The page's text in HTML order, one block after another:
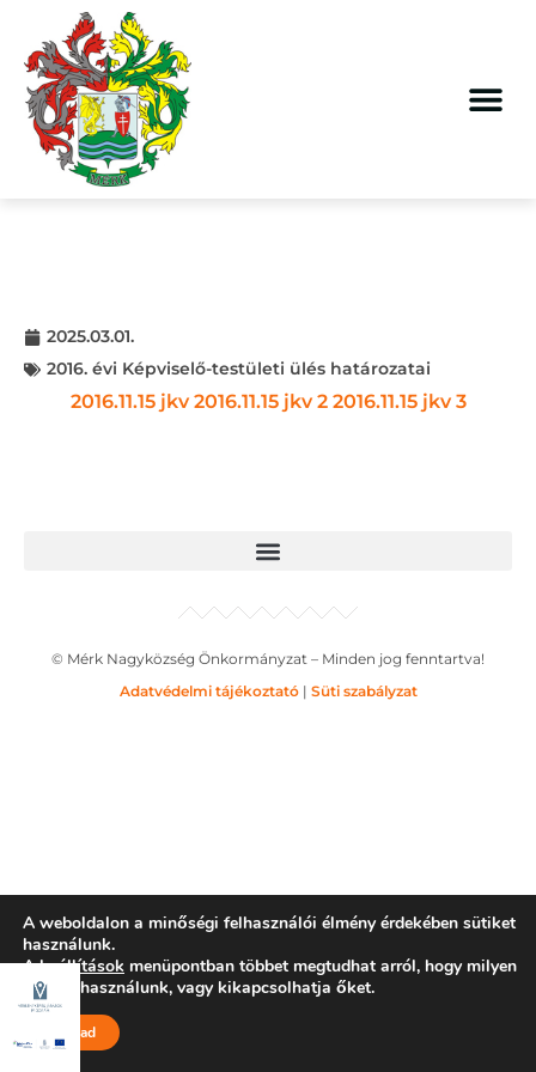
2025.03.01.
2016. évi Képviselő-testületi ülés határozatai
2016.11.15 jkv 2016.11.15 jkv 2 2016.11.15 jkv 3
© Mérk Nagyközség Önkormányzat – Minden jog fenntartva!
Adatvédelmi tájékoztató| Süti szabályzat
A weboldalon a minőségi felhasználói élmény érdekében sütiket
használunk.
Abeállítások menüpontban többet megtudhat arról, hogy milyen
sütiket használunk, vagy kikapcsolhatja őket.
Elfogad